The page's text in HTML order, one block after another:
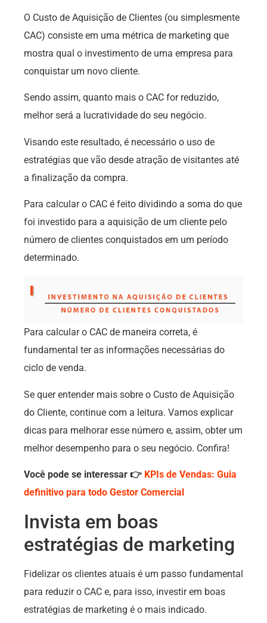
O Custo de Aquisição de Clientes (ou simplesmente
CAC) consiste em uma métrica de marketing que
mostra qual o investimento de uma empresa para
conquistar um novo cliente.
Sendo assim, quanto mais o CAC for reduzido,
melhor será a lucratividade do seu negócio.
Visando este resultado, é necessário o uso de
estratégias que vão desde atração de visitantes até
a finalização da compra.
Para calcular o CAC é feito dividindo a soma do que
foi investido para a aquisição de um cliente pelo
número de clientes conquistados em um período
determinado.
Para calcular o CAC de maneira correta, é
fundamental ter as informações necessárias do
ciclo de venda.
Se quer entender mais sobre o Custo de Aquisição
do Cliente, continue com a leitura. Vamos explicar
dicas para melhorar esse número e, assim, obter um
melhor desempenho para o seu negócio. Confira!
Você pode se interessar 👉 KPIs de Vendas: Guia
definitivo para todo Gestor Comercial
Invista em boas
estratégias de marketing
Fidelizar os clientes atuais é um passo fundamental
para reduzir o CAC e, para isso, investir em boas
estratégias de marketing é o mais indicado.